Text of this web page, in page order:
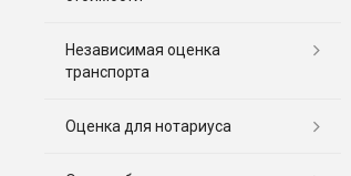
Независимая оценка
транспорта
Оценка для нотариуса